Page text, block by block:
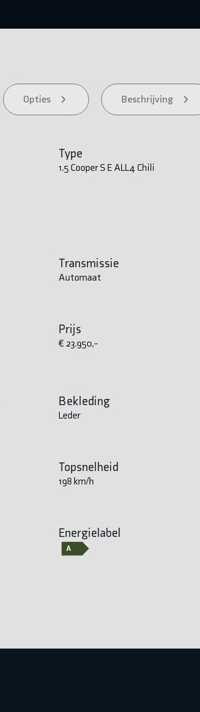
Opties Beschrijving
Type
1.5 Cooper S E ALL4 Chili
Transmissie
Automaat
Prijs
€ 23.950,-
Bekleding
Leder
Topsnelheid
198 km/h
Energielabel